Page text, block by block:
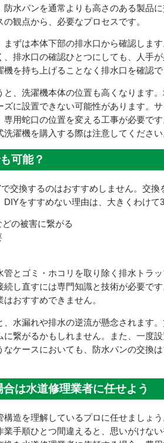
防水パンを通常よりも高さのある製品
観点から、必要なプロセスです。
ずは本体下部の排水口から確認しま
排水口の確認ひとつにしても、人手
を持ち上げることなく排水口を確認で
、洗濯機本体の位置も高くなります
に設置できない可能性があります。
用蛇口の位置を変える工事が必要で
濯機を購入する際は注意してください
可能？
交換するのはおすすめしません。交換
をすすめない理由は、大きくわけて3
の被害に繋がる
とゴミ・ホコリを取り除く排水トラ
し直すには専門知識と技術が必要で
おすすめできません。
水漏れや排水の逆流が懸念されます
繋がるかもしれません。また、一度
ケースにおいても、防水パンの交換
は水道修理業者に任せよう
構造を理解しているプロに任せましょ
手順ひとつ間違えると、思いがけな